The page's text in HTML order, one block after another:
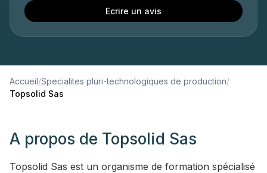
Ecrire un avis
Accueil/Specialites pluri-technologiques de production/
Topsolid Sas
A propos de Topsolid Sas
Topsolid Sas est un organisme de formation spécialisé